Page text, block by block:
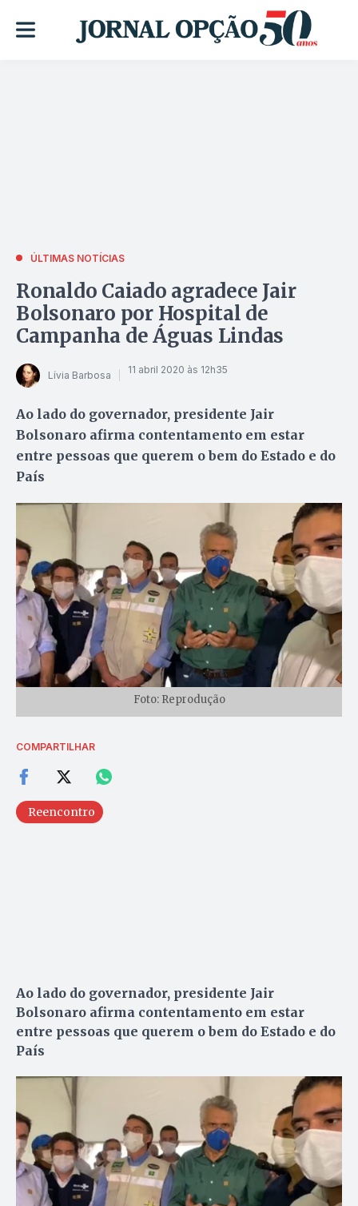
ÚLTIMAS NOTÍCIAS
Ronaldo Caiado agradece Jair
Bolsonaro por Hospital de
Campanha de Águas Lindas
Lívia Barbosa 11 abril 2020 às 12h35
Ao lado do governador, presidente Jair
Bolsonaro afirma contentamento em estar
entre pessoas que querem o bem do Estado e do
País
Foto: Reprodução
COMPARTILHAR
Reencontro
Ao lado do governador, presidente Jair
Bolsonaro afirma contentamento em estar
entre pessoas que querem o bem do Estado e do
País